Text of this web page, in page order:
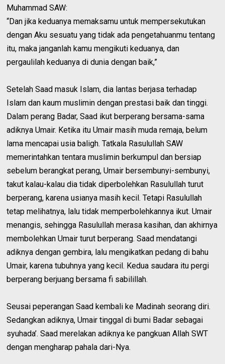
Muhammad SAW:
“Dan jika keduanya memaksamu untuk mempersekutukan
dengan Aku sesuatu yang tidak ada pengetahuanmu tentang
itu, maka janganlah kamu mengikuti keduanya, dan
pergaulilah keduanya di dunia dengan baik,”
Setelah Saad masuk Islam, dia lantas berjasa terhadap
Islam dan kaum muslimin dengan prestasi baik dan tinggi.
Dalam perang Badar, Saad ikut berperang bersama-sama
adiknya Umair. Ketika itu Umair masih muda remaja, belum
lama mencapai usia baligh. Tatkala Rasulullah SAW
memerintahkan tentara muslimin berkumpul dan bersiap
sebelum berangkat perang, Umair bersembunyi-sembunyi,
takut kalau-kalau dia tidak diperbolehkan Rasulullah turut
berperang, karena usianya masih kecil. Tetapi Rasulullah
tetap melihatnya, lalu tidak memperbolehkannya ikut. Umair
menangis, sehingga Rasulullah merasa kasihan, dan akhirnya
membolehkan Umair turut berperang. Saad mendatangi
adiknya dengan gembira, lalu mengikatkan pedang di bahu
Umair, karena tubuhnya yang kecil. Kedua saudara itu pergi
berperang berjuang bersama fi sabilillah.
Seusai peperangan Saad kembali ke Madinah seorang diri.
Sedangkan adiknya, Umair tinggal di bumi Badar sebagai
syuhada’. Saad merelakan adiknya ke pangkuan Allah SWT
dengan mengharap pahala dari-Nya.